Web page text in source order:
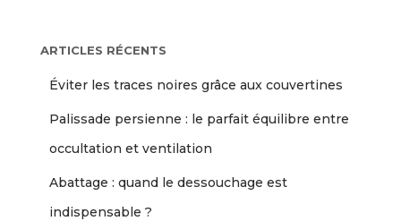
ARTICLES RÉCENTS
Éviter les traces noires grâce aux couvertines
Palissade persienne : le parfait équilibre entre
occultation et ventilation
Abattage : quand le dessouchage est
indispensable ?